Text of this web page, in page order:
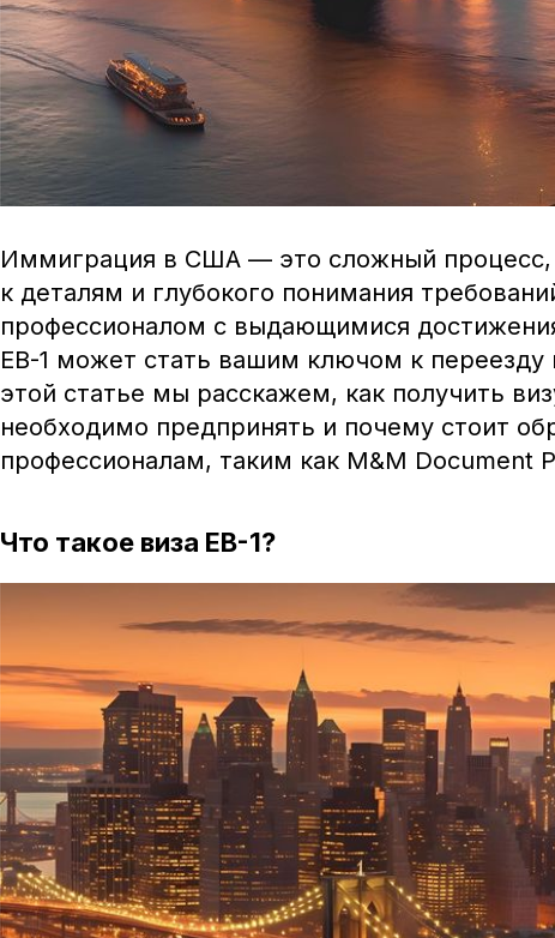
Иммиграция в США — это сложный процесс,
к деталям и глубокого понимания
профессионалом с выдающимися
EB-1 может стать вашим ключом к
этой статье мы расскажем, как получить
необходимо предпринять и почему стоит
профессионалам, таким как M&M Document
Что такое виза EB-1?